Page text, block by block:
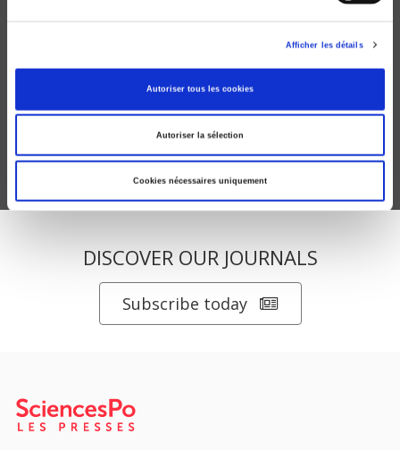
Afficher les détails
Autoriser tous les cookies
Autoriser la sélection
Cookies nécessaires uniquement
Le retour de la guerre
DISCOVER OUR JOURNALS
Subscribe today